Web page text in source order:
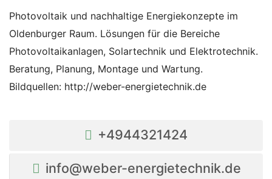
Photovoltaik und nachhaltige Energiekonzepte im
Oldenburger Raum. Lösungen für die Bereiche
Photovoltaikanlagen, Solartechnik und Elektrotechnik.
Beratung, Planung, Montage und Wartung.
Bildquellen: http://weber-energietechnik.de
+4944321424
info@weber-energietechnik.de